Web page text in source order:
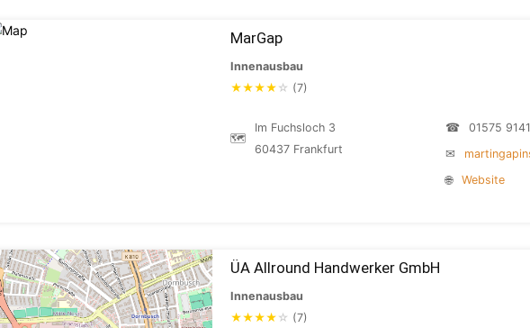
MarGap
Innenausbau
★★★★ ☆ (7)
🗺
Im Fuchsloch 3
60437 Frankfurt
☎
01575
✉
🌐
Website
ÜA Allround Handwerker GmbH
Innenausbau
★★★★ ☆ (7)